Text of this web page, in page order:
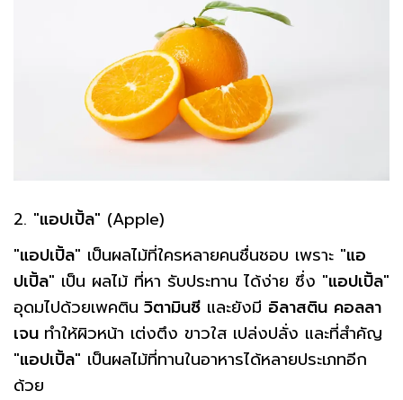
2. "แอปเปิ้ล" (Apple)
"แอปเปิ้ล" เป็นผลไม้ที่ใครหลายคนชื่นชอบ เพราะ "แอ
ปเปิ้ล" เป็น ผลไม้ ที่หา รับประทาน ได้ง่าย ซึ่ง "แอปเปิ้ล"
อุดมไปด้วยเพคติน วิตามินซี และยังมี อิลาสติน คอลลา
เจน ทำให้ผิวหน้า เต่งตึง ขาวใส เปล่งปลั่ง และที่สำคัญ
"แอปเปิ้ล" เป็นผลไม้ที่ทานในอาหารได้หลายประเภทอีก
ด้วย